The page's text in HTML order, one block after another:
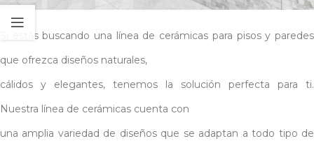
Si estás buscando una línea de cerámicas para pisos y paredes
que ofrezca diseños naturales,
cálidos y elegantes, tenemos la solución perfecta para ti.
Nuestra línea de cerámicas cuenta con
una amplia variedad de diseños que se adaptan a todo tipo de